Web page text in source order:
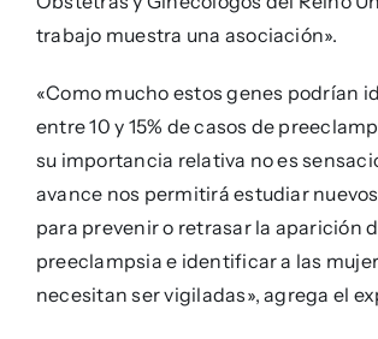
trabajo muestra una asociación».
«Como mucho estos genes podrían
entre 10 y 15% de casos de
su importancia relativa no es
avance nos permitirá estudiar
para prevenir o retrasar la aparición
preeclampsia e identificar a las
necesitan ser vigiladas», agrega el